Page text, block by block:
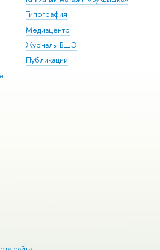
Типография
Медиацентр
Журналы ВШЭ
Публикации